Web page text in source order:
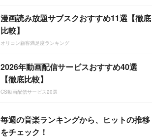
漫画読み放題サブスクおすすめ11選【徹底
比較】
オリコン顧客満足度ランキング
2026年動画配信サービスおすすめ40選
【徹底比較】
CS動画配信サービス20選
毎週の音楽ランキングから、ヒットの推移
をチェック！